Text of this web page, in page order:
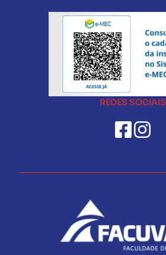
REDES SOCIAIS